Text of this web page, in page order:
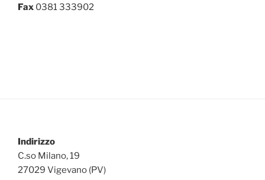
Fax 0381 333902
Indirizzo
C.so Milano, 19
27029 Vigevano (PV)